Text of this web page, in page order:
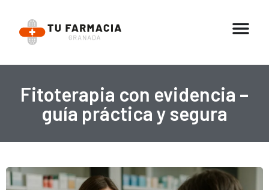
Fitoterapia con evidencia –
guía práctica y segura